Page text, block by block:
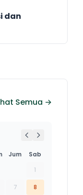
dan
Semua →
Jum
Sab
1
7 8